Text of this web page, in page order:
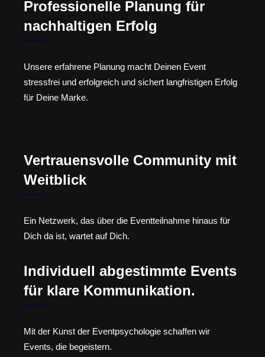
Professionelle Planung für
nachhaltigen Erfolg
Unsere erfahrene Planung macht Deinen Event
stressfrei und erfolgreich und sichert langfristigen Erfolg
für Deine Marke.
Vertrauensvolle Community mit
Weitblick
Ein Netzwerk, das über die Eventteilnahme hinaus für
Dich da ist, wartet auf Dich.
Individuell abgestimmte Events
für klare Kommunikation.
Mit der Kunst der Eventpsychologie schaffen wir
Events, die begeistern.